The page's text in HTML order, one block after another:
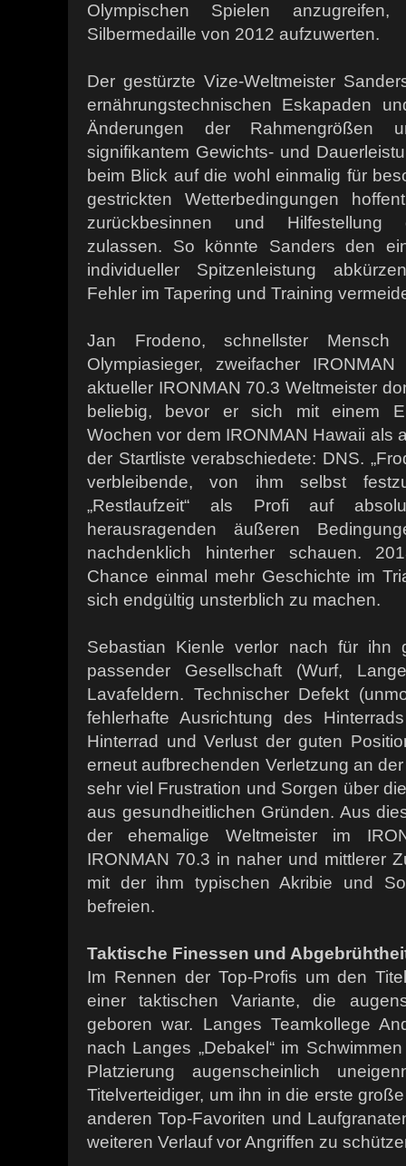
Olympischen Spielen
Silbermedaille von 2012 aufzuwerten.
Der gestürzte Vize-Weltmeister
ernährungstechnischen Eskapaden
Änderungen der Rahmengrößen
signifikantem Gewichts- und
beim Blick auf die wohl einmalig für
gestrickten Wetterbedingungen
zurückbesinnen und Hilfestellung
zulassen. So könnte Sanders den
individueller Spitzenleistung
Fehler im Tapering und Training
Jan Frodeno, schnellster
Olympiasieger, zweifacher
aktueller IRONMAN 70.3 Weltmeister
beliebig, bevor er sich mit einem
Wochen vor dem IRONMAN Hawaii als
der Startliste verabschiedete: DNS.
verbleibende, von ihm selbst
„Restlaufzeit“ als Profi auf
herausragenden äußeren
nachdenklich hinterher schauen.
Chance einmal mehr Geschichte im
sich endgültig unsterblich zu machen.
Sebastian Kienle verlor nach für ihn
passender Gesellschaft (Wurf,
Lavafeldern. Technischer Defekt
fehlerhafte Ausrichtung des
Hinterrad und Verlust der guten
erneut aufbrechenden Verletzung an
sehr viel Frustration und Sorgen über
aus gesundheitlichen Gründen. Aus
der ehemalige Weltmeister im
IRONMAN 70.3 in naher und mittlerer
mit der ihm typischen Akribie und
befreien.
Taktische Finessen und
Im Rennen der Top-Profis um den
einer taktischen Variante, die
geboren war. Langes Teamkollege
nach Langes „Debakel“ im
Platzierung augenscheinlich
Titelverteidiger, um ihn in die erste
anderen Top-Favoriten und
weiteren Verlauf vor Angriffen zu